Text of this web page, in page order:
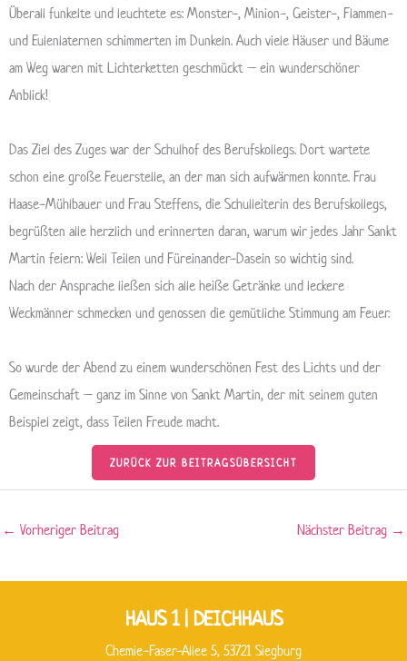
Überall funkelte und leuchtete es: Monster-, Minion-, Geister-, Flammen-
und Eulenlaternen schimmerten im Dunkeln. Auch viele Häuser und Bäume
am Weg waren mit Lichterketten geschmückt – ein wunderschöner
Anblick!
Das Ziel des Zuges war der Schulhof des Berufskollegs. Dort wartete
schon eine große Feuerstelle, an der man sich aufwärmen konnte. Frau
Haase-Mühlbauer und Frau Steffens, die Schulleiterin des Berufskollegs,
begrüßten alle herzlich und erinnerten daran, warum wir jedes Jahr Sankt
Martin feiern: Weil Teilen und Füreinander-Dasein so wichtig sind.
Nach der Ansprache ließen sich alle heiße Getränke und leckere
Weckmänner schmecken und genossen die gemütliche Stimmung am Feuer.
So wurde der Abend zu einem wunderschönen Fest des Lichts und der
Gemeinschaft – ganz im Sinne von Sankt Martin, der mit seinem guten
Beispiel zeigt, dass Teilen Freude macht.
ZURÜCK ZUR BEITRAGSÜBERSICHT
← Vorheriger Beitrag Nächster Beitrag →
HAUS 1 | DEICHHAUS
Chemie-Faser-Allee 5, 53721 Siegburg